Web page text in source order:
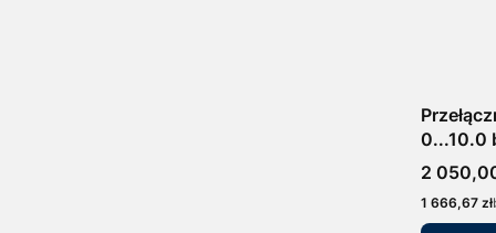
0...10.0
Cena
2
Cena
1 666,67 zł